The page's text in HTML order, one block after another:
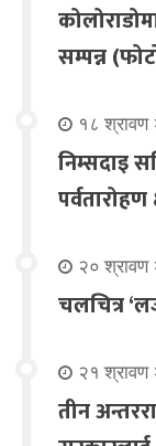
सम्पन्न
१८ श्रावण
निम्सदाइ
२० श्रावण
चलचित्र
२१ श्रावण
तीन